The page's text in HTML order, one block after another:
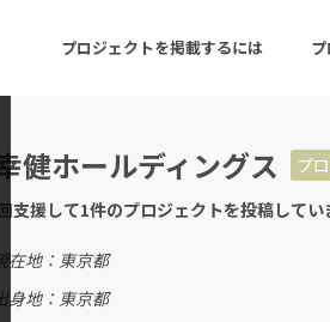
プロジェクトを掲載するには
ーン 注目の新着プロジェクト
音楽
健ホールディングス
プ
支援して1件のプロジェクトを投稿してい
在地：東京都
身地：東京都